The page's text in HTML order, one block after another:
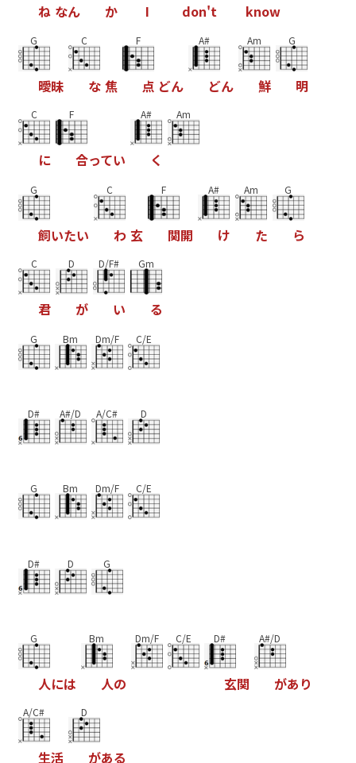
ね なん か I don't know
G
曖昧
C
な 焦
F
点 どん
A#
どん
Am
鮮
G
明
C
に
F
合ってい
A#
く
Am
G
飼いたい
C
わ 玄
F
関開
A#
け
Am
た
G
ら
C
君
D
が
D/F#
い
Gm
る
G Bm Dm/F C/E
D# A#/D A/C# D
G Bm Dm/F C/E
D# D G
G
人には
Bm
人の
Dm/F C/E D#
玄関
A#/D
があ り
A/C#
生活
D
がある